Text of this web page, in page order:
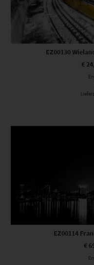
EZ00130
€
EZ00114
€